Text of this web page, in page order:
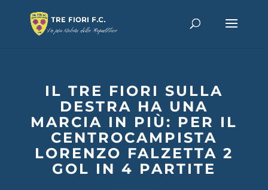
IL TRE FIORI SULLA
DESTRA HA UNA
MARCIA IN PIÙ: PER IL
CENTROCAMPISTA
LORENZO FALZETTA 2
GOL IN 4 PARTITE